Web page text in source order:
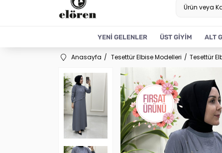
YENİ GELENLER ÜST GİYİM ALT
Anasayfa Tesettür Elbise Modelleri Tesettür